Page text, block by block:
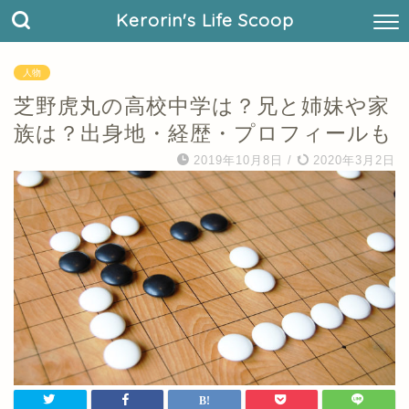
Kerorin's Life Scoop
人物
芝野虎丸の高校中学は？兄と姉妹や家
族は？出身地・経歴・プロフィールも
2019年10月8日 / 2020年3月2日